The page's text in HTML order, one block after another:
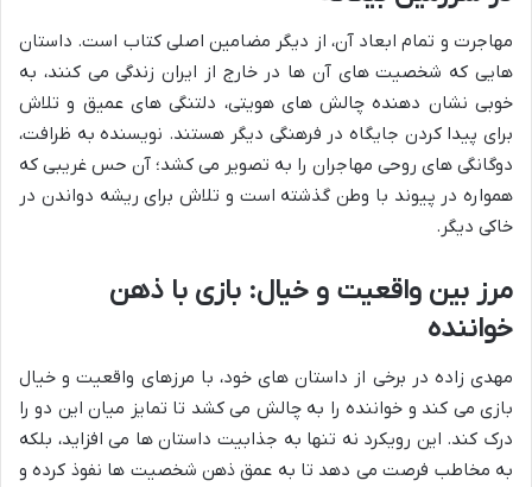
مهاجرت و تمام ابعاد آن، از دیگر مضامین اصلی کتاب است. داستان
هایی که شخصیت های آن ها در خارج از ایران زندگی می کنند، به
خوبی نشان دهنده چالش های هویتی، دلتنگی های عمیق و تلاش
برای پیدا کردن جایگاه در فرهنگی دیگر هستند. نویسنده به ظرافت،
دوگانگی های روحی مهاجران را به تصویر می کشد؛ آن حس غریبی که
همواره در پیوند با وطن گذشته است و تلاش برای ریشه دواندن در
خاکی دیگر.
مرز بین واقعیت و خیال: بازی با ذهن
خواننده
مهدی زاده در برخی از داستان های خود، با مرزهای واقعیت و خیال
بازی می کند و خواننده را به چالش می کشد تا تمایز میان این دو را
درک کند. این رویکرد نه تنها به جذابیت داستان ها می افزاید، بلکه
به مخاطب فرصت می دهد تا به عمق ذهن شخصیت ها نفوذ کرده و